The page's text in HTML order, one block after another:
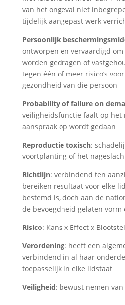
van het ongeval niet
tijdelijk aangepast werk
Persoonlijk
ontworpen en vervaardigd
worden gedragen of
tegen één of meer risico’s
gezondheid van die persoon
Probability of failure on
veiligheidsfunctie faalt op het
aanspraak op wordt gedaan
Reproductie toxisch:
voortplanting of het
Richtlijn: verbindend ten
bereiken resultaat voor elke
bestemd is, doch aan de
de bevoegdheid gelaten vorm
Risico: Kans x Effect x
Verordening: heeft een
verbindend in al haar
toepasselijk in elke lidstaat
Veiligheid: bewust nemen van